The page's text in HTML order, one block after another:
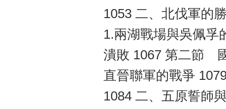
1053 二、北伐軍的
1.兩湖戰場與吳佩孚
潰敗 1067 第二節
直晉聯軍的戰爭
1084 二、五原誓師